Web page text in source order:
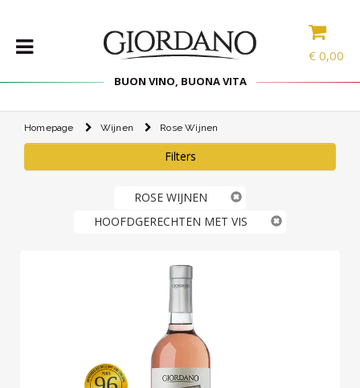
€ 0,00
BUON VINO, BUONA VITA
WIJNEN
Homepage Wijnen Rose Wijnen
Filters
ROSE WIJNEN
HOOFDGERECHTEN MET VIS